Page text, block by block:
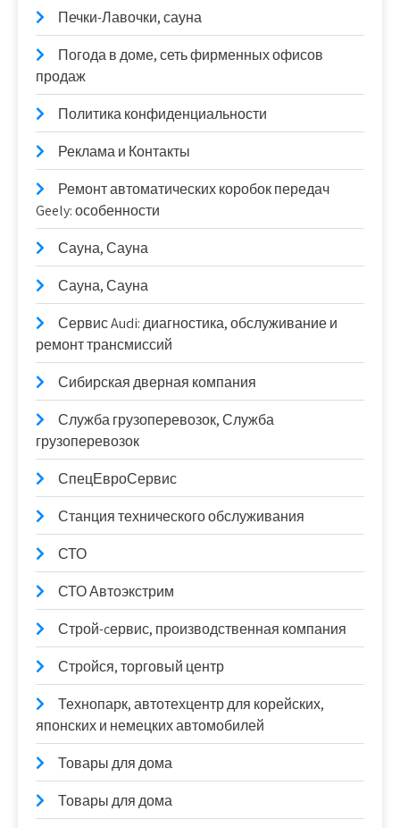
Печки-Лавочки, сауна
Погода в доме, сеть фирменных офисов
продаж
Политика конфиденциальности
Реклама и Контакты
Ремонт автоматических коробок передач
Geely: особенности
Сауна, Сауна
Сауна, Сауна
Сервис Audi: диагностика, обслуживание и
ремонт трансмиссий
Сибирская дверная компания
Служба грузоперевозок, Служба
грузоперевозок
СпецЕвроСервис
Станция технического обслуживания
СТО
СТО Автоэкстрим
Строй-cервис, производственная компания
Стройся, торговый центр
Технопарк, автотехцентр для корейских,
японских и немецких автомобилей
Товары для дома
Товары для дома